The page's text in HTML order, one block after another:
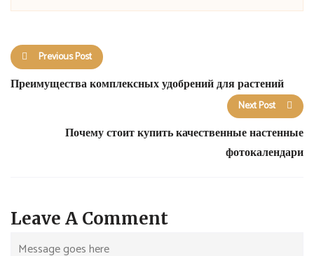
Previous Post
Преимущества комплексных удобрений для растений
Next Post
Почему стоит купить качественные настенные
фотокалендари
Leave A Comment